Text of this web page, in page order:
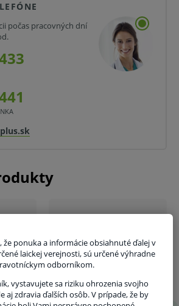
Dodávané sú v praktických
manipuláciu aj skladovanie.
LDPE fólia.
a odolnosť proti roztrhnutiu.
vlhkosti a presakovaniu.
a ekologicky šetrné.
µ.
kancelárie, zdravotnícke
počas pracovných dní
že ponuka a informácie obsiahnuté ďalej v
laickej verejnosti, sú určené výhradne
odborníkom.
vystavujete sa riziku ohrozenia svojho
aj zdravia ďalších osôb. V prípade, že by